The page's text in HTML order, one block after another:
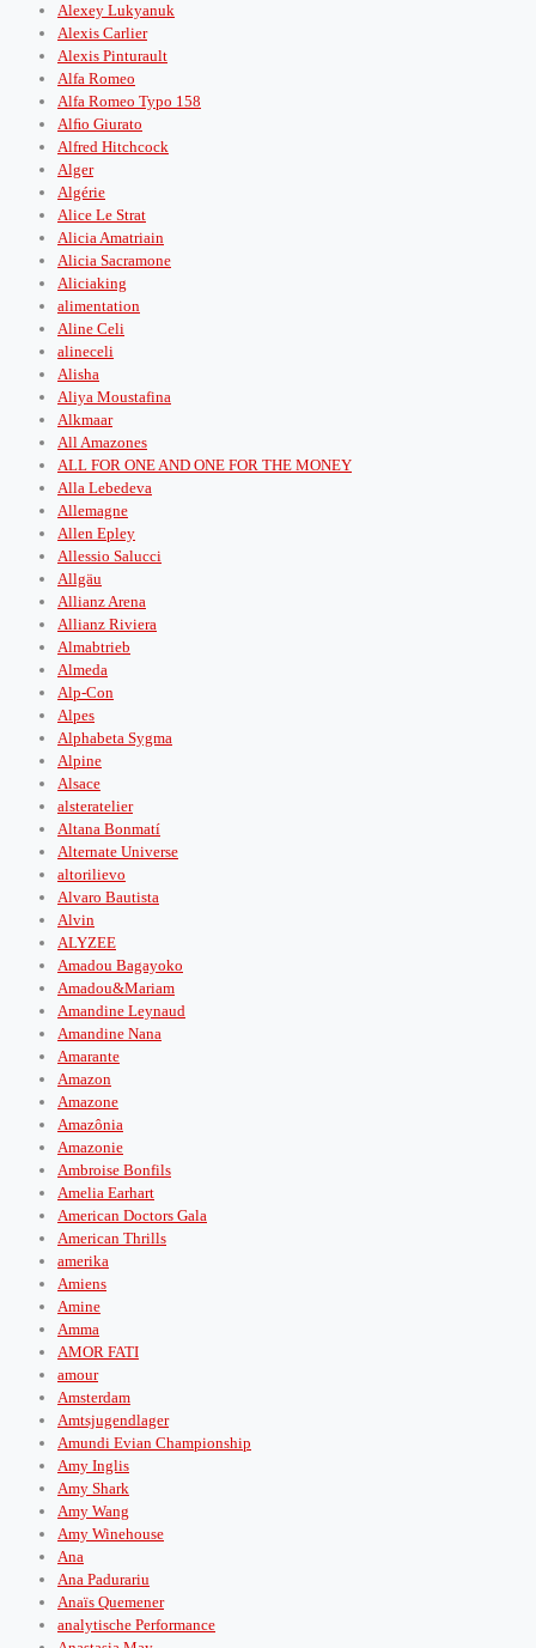
Alexey Lukyanuk
Alexis Carlier
Alexis Pinturault
Alfa Romeo
Alfa Romeo Typo 158
Alﬁo Giurato
Alfred Hitchcock
Alger
Algérie
Alice Le Strat
Alicia Amatriain
Alicia Sacramone
Aliciaking
alimentation
Aline Celi
alineceli
Alisha
Aliya Moustafina
Alkmaar
All Amazones
ALL FOR ONE AND ONE FOR THE MONEY
Alla Lebedeva
Allemagne
Allen Epley
Allessio Salucci
Allgäu
Allianz Arena
Allianz Riviera
Almabtrieb
Almeda
Alp-Con
Alpes
Alphabeta Sygma
Alpine
Alsace
alsteratelier
Altana Bonmatí
Alternate Universe
altorilievo
Alvaro Bautista
Alvin
ALYZEE
Amadou Bagayoko
Amadou&Mariam
Amandine Leynaud
Amandine Nana
Amarante
Amazon
Amazone
Amazônia
Amazonie
Ambroise Bonfils
Amelia Earhart
American Doctors Gala
American Thrills
amerika
Amiens
Amine
Amma
AMOR FATI
amour
Amsterdam
Amtsjugendlager
Amundi Evian Championship
Amy Inglis
Amy Shark
Amy Wang
Amy Winehouse
Ana
Ana Padurariu
Anaïs Quemener
analytische Performance